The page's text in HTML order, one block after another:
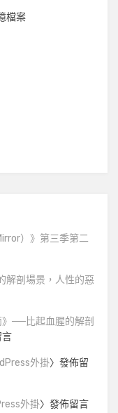
檔案
）》第三季第二
解剖場景，人性的惡
》──比起血腥的解剖
言
外掛〉發佈留
外掛〉發佈留言